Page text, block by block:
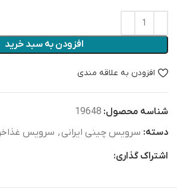
افزودن به سبد خرید
افزودن به علاقه مندی
شناسه محصول: 19648
دسته: سرویس چینی ایرانی, سرویس
اشتراک گذاری: